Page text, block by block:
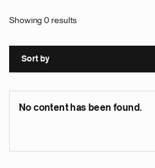
Showing 0 results
Sort by
No content has been found.